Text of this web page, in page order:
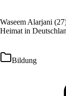
Waseem Alarjani
Heimat in
Bildung